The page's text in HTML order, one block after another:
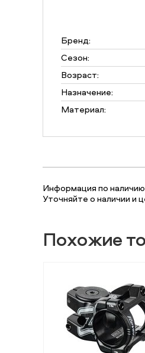
Бренд:
Сезон:
Возраст:
Назначение:
Материал:
Информация по наличию
Уточняйте о наличии и
Похожие